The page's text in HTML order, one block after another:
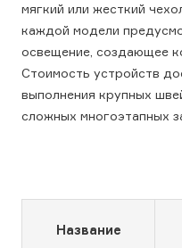
мягкий или жесткий
каждой модели
освещение, создающее
Стоимость устройств
выполнения крупных
сложных многоэтапных
Название